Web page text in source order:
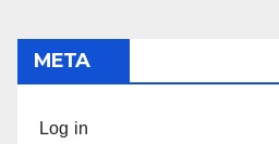
META
Log in